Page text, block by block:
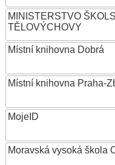
MINISTERSTVO
TĚLOVÝCHOVY
Místní knihovna Dobrá
Místní knihovna Praha-
MojeID
Moravská vysoká škola